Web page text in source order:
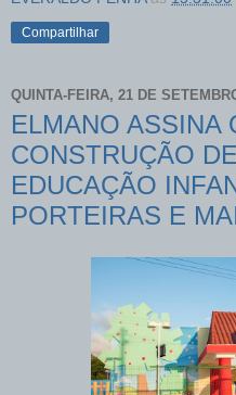
Compartilhar
QUINTA-FEIRA, 21 DE
ELMANO ASSINA
CONSTRUÇÃO
EDUCAÇÃO
PORTEIRAS E